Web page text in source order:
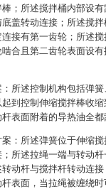
；所述搅拌桶内部设
盖转动连接；所述搅
接有第一齿轮；所述
合且第二齿轮表面设
所述控制机构包括弹
到控制伸缩搅拌棒收
表面附着的导热油全都
：所述弹簧位于伸缩
所述拉绳一端与转动
动杆与搅拌杆转动连
表面，当拉绳被缠绕